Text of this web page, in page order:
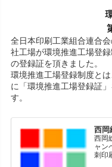
全日本印刷工業組合連合
社工場が環境推進工場登
の登録証を頂きました。
環境推進工場登録制度と
に「環境推進工場登録証
す。
西岡
西岡
ャン
刺印